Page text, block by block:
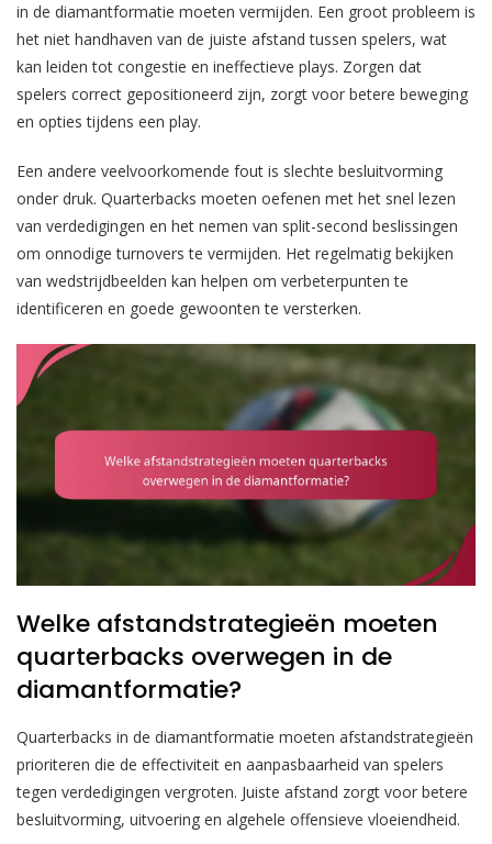
in de diamantformatie moeten vermijden. Een groot probleem is
het niet handhaven van de juiste afstand tussen spelers, wat
kan leiden tot congestie en ineffectieve plays. Zorgen dat
spelers correct gepositioneerd zijn, zorgt voor betere beweging
en opties tijdens een play.
Een andere veelvoorkomende fout is slechte besluitvorming
onder druk. Quarterbacks moeten oefenen met het snel lezen
van verdedigingen en het nemen van split-second beslissingen
om onnodige turnovers te vermijden. Het regelmatig bekijken
van wedstrijdbeelden kan helpen om verbeterpunten te
identificeren en goede gewoonten te versterken.
Welke afstandstrategieën moeten
quarterbacks overwegen in de
diamantformatie?
Quarterbacks in de diamantformatie moeten afstandstrategieën
prioriteren die de effectiviteit en aanpasbaarheid van spelers
tegen verdedigingen vergroten. Juiste afstand zorgt voor betere
besluitvorming, uitvoering en algehele offensieve vloeiendheid.